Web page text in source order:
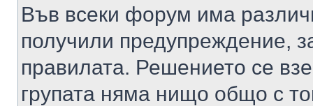
Във всеки форум има
получили предупреждение,
правилата. Решението се
групата няма нищо общо с